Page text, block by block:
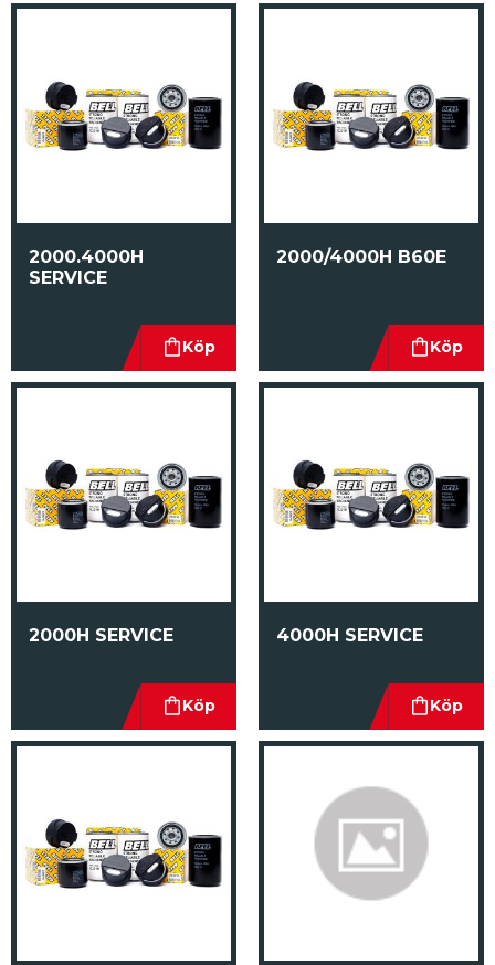
2000.4000H
SERVICE
2000/4000H B60E
2000H SERVICE 4000H SERVICE